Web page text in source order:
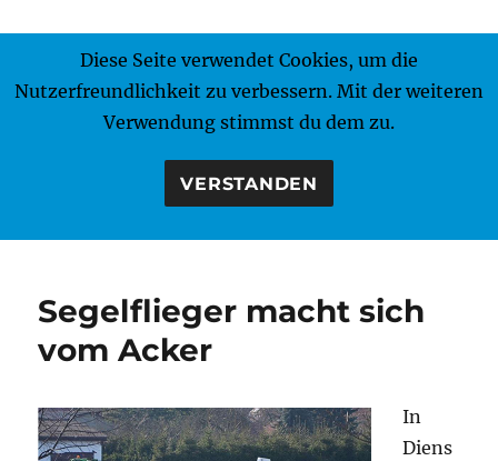
MENÜ
Segelflieger macht sich
vom Acker
In
Diens
Diese Seite verwendet Cookies, um die
Nutzerfreundlichkeit zu verbessern. Mit der weiteren
Verwendung stimmst du dem zu.
VERSTANDEN